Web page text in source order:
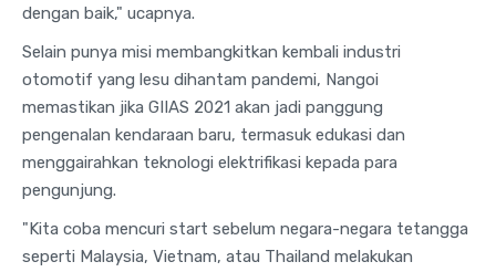
dengan baik," ucapnya.
Selain punya misi membangkitkan kembali industri
otomotif yang lesu dihantam pandemi, Nangoi
memastikan jika GIIAS 2021 akan jadi panggung
pengenalan kendaraan baru, termasuk edukasi dan
menggairahkan teknologi elektrifikasi kepada para
pengunjung.
"Kita coba mencuri start sebelum negara-negara tetangga
seperti Malaysia, Vietnam, atau Thailand melakukan